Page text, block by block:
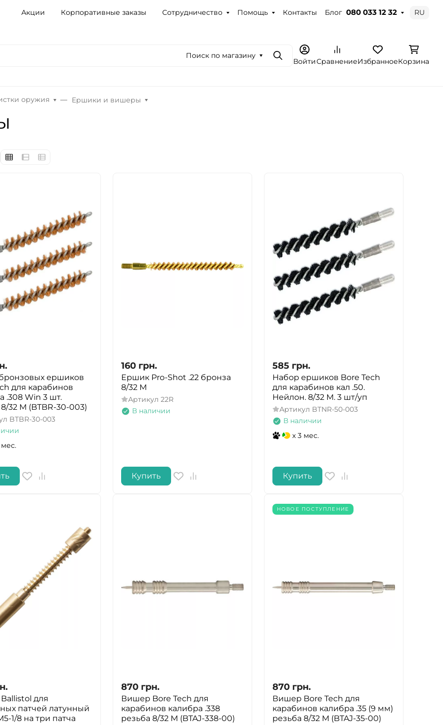
Акции Корпоративные заказы Сотрудничество Помощь Контакты Блог 080 033 12 32 RU
Поиск по магазину
ПоискВойтиСравнениеИзбранноеКорзина
оружия Ершики и вишеры
ершиков
для карабинов
.308 Win 3 шт.
32 M (BTBR-30-003)
BTBR-30-003
мес.
160 грн.
Ершик Pro-Shot .22 бронза
8/32 M
Артикул 22R
В наличии
Купить
585 грн.
Набор ершиков Bore Tech
для карабинов кал .50.
Нейлон. 8/32 M. 3 шт/уп
Артикул BTNR-50-003
В наличии
x 3 мес.
Купить
для
патчей латунный
1/8 на три патча
870 грн.
Вишер Bore Tech для
карабинов калибра .338
резьба 8/32 M (BTAJ-338-00)
НОВОЕ ПОСТУПЛЕНИЕ
870 грн.
Вишер Bore Tech для
карабинов калибра .35 (9 мм)
резьба 8/32 M (BTAJ-35-00)